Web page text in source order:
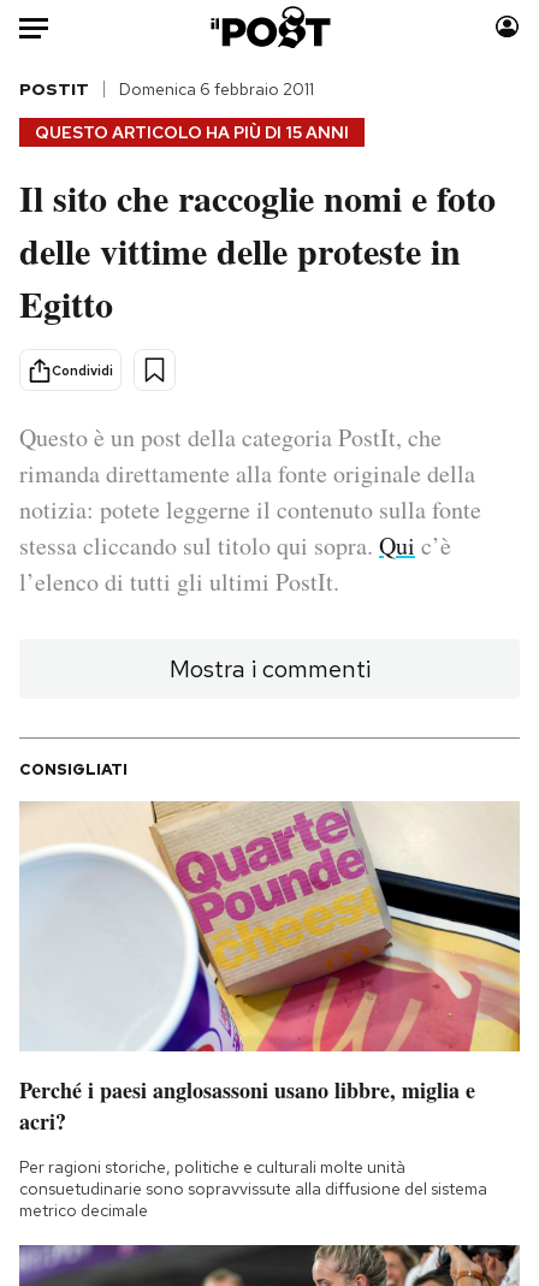
Auto
HOME
Italia
Politica
Tecnologia
Scienza
Economia
Sport
Moda
Consumismi
Altrecose
Mondiali calcio 2026
PODCAST
NEWSLETTER
I MIEI PREFERITI
AREA PERSONALE
Area Personale
Notifiche mobile
Hai bisogno di aiuto?
Esci
QUESTO ARTICOLO HA PIÙ DI 15 ANNI
POSTIT Domenica 6 febbraio 2011
Il sito che raccoglie nomi e foto
delle vittime delle proteste in
Egitto
Condividi
Questo è un post della categoria PostIt, che
rimanda direttamente alla fonte originale della
notizia: potete leggerne il contenuto sulla fonte
stessa cliccando sul titolo qui sopra. Qui c’è
l’elenco di tutti gli ultimi PostIt.
Mostra i commenti
CONSIGLIATI
Perché i paesi anglosassoni usano libbre, miglia e
acri?
Per ragioni storiche, politiche e culturali molte unità
consuetudinarie sono sopravvissute alla diffusione del sistema
metrico decimale